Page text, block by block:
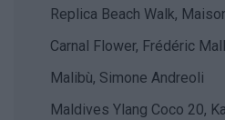
Replica Beach Walk,
Carnal Flower, Frédéric
Malibù, Simone Andreoli
Maldives Ylang Coco 20,